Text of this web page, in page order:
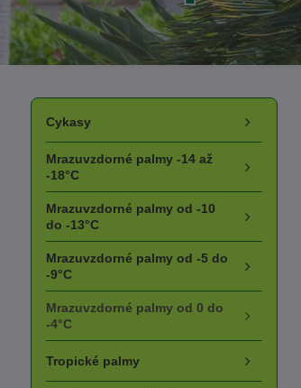
Cykasy
Mrazuvzdorné palmy -14 až
-18°C
Mrazuvzdorné palmy od -10
do -13°C
Mrazuvzdorné palmy od -5 do
-9°C
Mrazuvzdorné palmy od 0 do
-4°C
Tropické palmy